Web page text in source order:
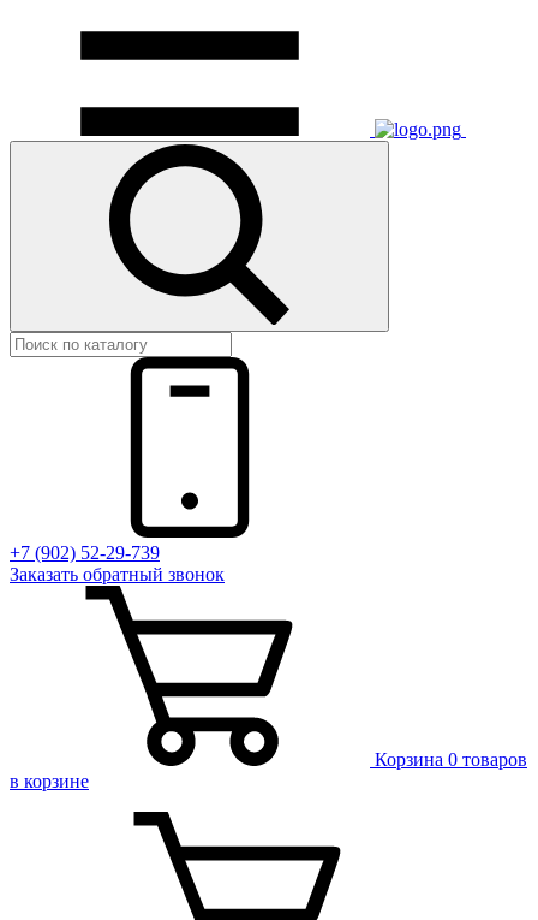
+7 (902) 52-29-739
Заказать обратный звонок
Корзина 0 товаров
в корзине